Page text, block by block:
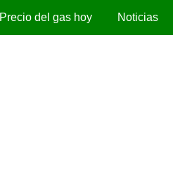
Precio del gas hoy Noticias